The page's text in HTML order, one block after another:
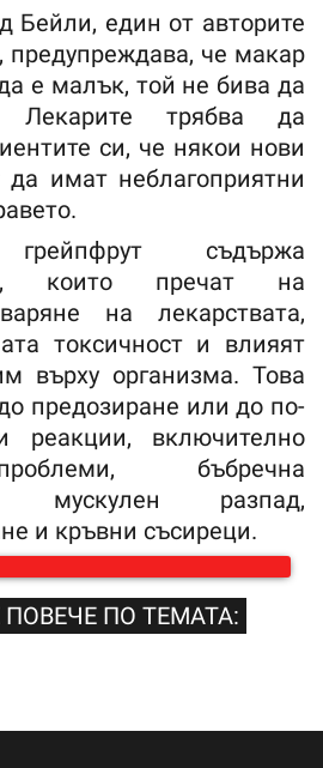
Бейли, един от авторите
предупреждава, че макар
е малък, той не бива да
Лекарите трябва да
си, че някои нови
да имат неблагоприятни
съдържа
които пречат на
на лекарствата,
токсичност и влияят
върху организма. Това
предозиране или до по-
реакции, включително
бъбречна
мускулен разпад,
и кръвни съсиреци.
ПОВЕЧЕ ПО ТЕМАТА: